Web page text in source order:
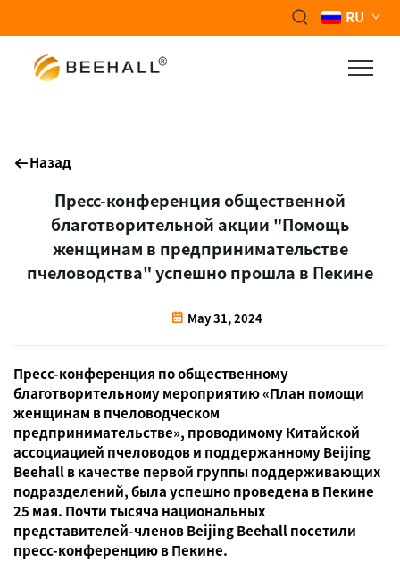
RU
Назад
Пресс-конференция общественной
благотворительной акции "Помощь
женщинам в предпринимательстве
пчеловодства" успешно прошла в Пекине
May 31, 2024
Пресс-конференция по общественному
благотворительному мероприятию «План помощи
женщинам в пчеловодческом
предпринимательстве», проводимому Китайской
ассоциацией пчеловодов и поддержанному Beijing
Beehall в качестве первой группы поддерживающих
подразделений, была успешно проведена в Пекине
25 мая. Почти тысяча национальных
представителей-членов Beijing Beehall посетили
пресс-конференцию в Пекине.